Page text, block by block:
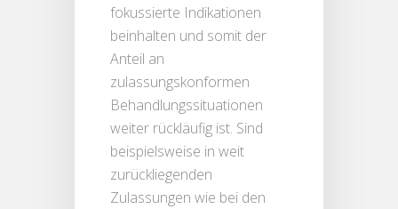
fokussierte Indikationen
beinhalten und somit der
Anteil an
zulassungskonformen
Behandlungssituationen
weiter rückläufig ist. Sind
beispielsweise in weit
zurückliegenden
Zulassungen wie bei den